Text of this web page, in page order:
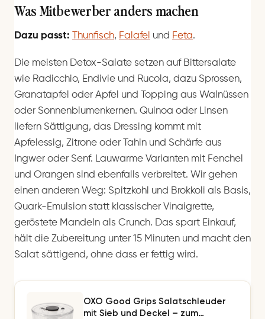
Was Mitbewerber anders machen
Dazu passt: Thunfisch, Falafel und Feta.
Die meisten Detox-Salate setzen auf Bittersalate
wie Radicchio, Endivie und Rucola, dazu Sprossen,
Granatapfel oder Apfel und Topping aus Walnüssen
oder Sonnenblumenkernen. Quinoa oder Linsen
liefern Sättigung, das Dressing kommt mit
Apfelessig, Zitrone oder Tahin und Schärfe aus
Ingwer oder Senf. Lauwarme Varianten mit Fenchel
und Orangen sind ebenfalls verbreitet. Wir gehen
einen anderen Weg: Spitzkohl und Brokkoli als Basis,
Quark-Emulsion statt klassischer Vinaigrette,
geröstete Mandeln als Crunch. Das spart Einkauf,
hält die Zubereitung unter 15 Minuten und macht den
Salat sättigend, ohne dass er fettig wird.
OXO Good Grips Salatschleuder
mit Sieb und Deckel – zum